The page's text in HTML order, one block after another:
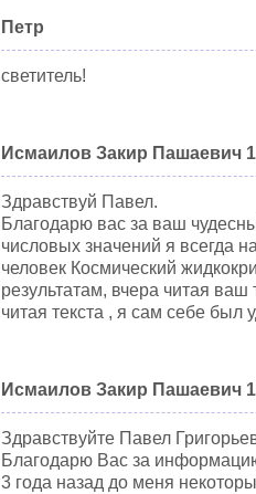
Петр
светитель!
Исмаилов Закир Пашаевич
Здравствуй Павел.
Благодарю вас за ваш
числовых значений я всегда
человек Космический
результатам, вчера читая
читая текста , я сам себе был
Исмаилов Закир Пашаевич
Здравствуйте Павел
Благодарю Вас за
3 года назад до меня